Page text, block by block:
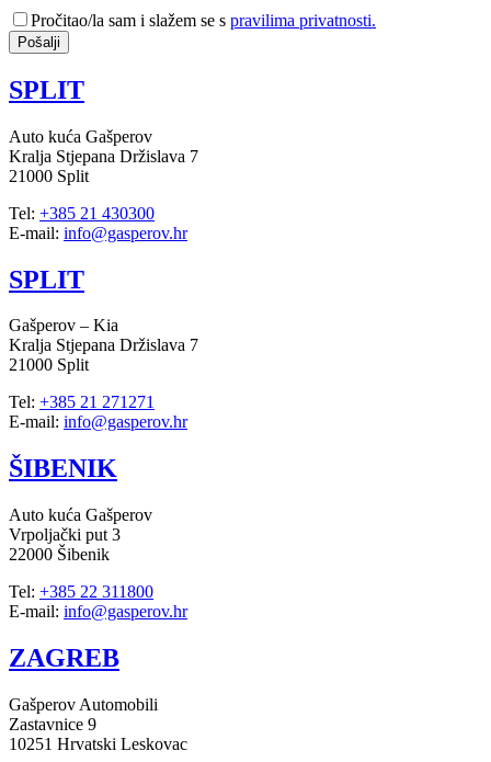
Pročitao/la sam i slažem se s pravilima privatnosti.
SPLIT
Auto kuća Gašperov
Kralja Stjepana Držislava 7
21000 Split
Tel: +385 21 430300
E-mail: info@gasperov.hr
SPLIT
Gašperov – Kia
Kralja Stjepana Držislava 7
21000 Split
Tel: +385 21 271271
E-mail: info@gasperov.hr
ŠIBENIK
Auto kuća Gašperov
Vrpoljački put 3
22000 Šibenik
Tel: +385 22 311800
E-mail: info@gasperov.hr
ZAGREB
Gašperov Automobili
Zastavnice 9
10251 Hrvatski Leskovac